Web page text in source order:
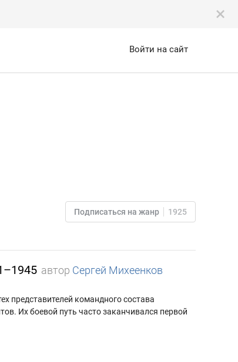
Войти на сайт
Подписаться на жанр 1925
автор Сергей Михеенков
представителей командного состава
Их боевой путь часто заканчивался первой